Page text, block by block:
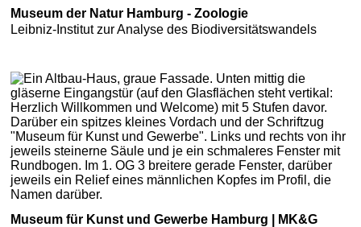
Museum der Natur Hamburg - Zoologie
Leibniz-Institut zur Analyse des Biodiversitätswandels
Museum für Kunst und Gewerbe Hamburg | MK&G